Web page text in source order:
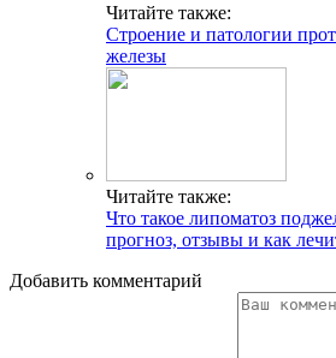
Читайте также:
Строение и патологии
железы
Читайте также:
Что такое липоматоз
прогноз, отзывы и как
Добавить комментарий